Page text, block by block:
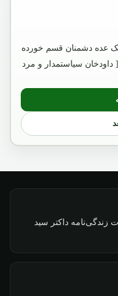
عده دشمنان قسم خورده
سیاستمدار و مرد
و دوکتورین آیزنهاور
زندگی‌نامه داکتر سید